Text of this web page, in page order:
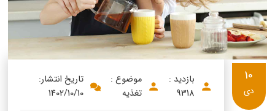
بازدید :
9318
موضوع :
تغذیه
تاریخ انتشار:
1402/10/10
10
دی